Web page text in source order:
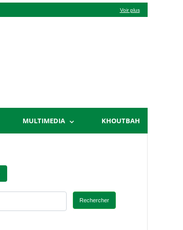
Voir plus
MULTIMEDIA KHOUTBAH
Rechercher